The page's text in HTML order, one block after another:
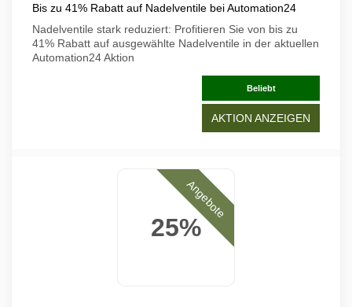
Bis zu 41% Rabatt auf Nadelventile bei Automation24
Nadelventile stark reduziert: Profitieren Sie von bis zu
41% Rabatt auf ausgewählte Nadelventile in der aktuellen
Automation24 Aktion
Beliebt
AKTION ANZEIGEN
25%
Angebote